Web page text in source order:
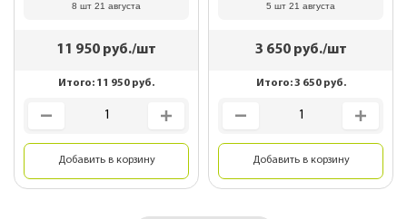
8 шт 21 августа
11 950 руб./шт
Итого: 11 950 руб.
Добавить в корзину
5 шт 21 августа
3 650руб./шт
Итого:3 650руб.
Добавить в корзину